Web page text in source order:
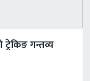
गन्तव्य